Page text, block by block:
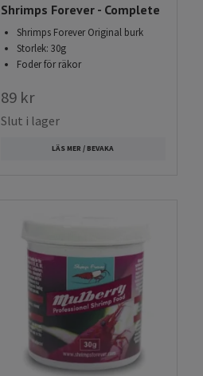
Shrimps Forever - Complete
Shrimps Forever Original burk
Storlek: 30g
Foder för räkor
89 kr
Slut i lager
LÄS MER / BEVAKA